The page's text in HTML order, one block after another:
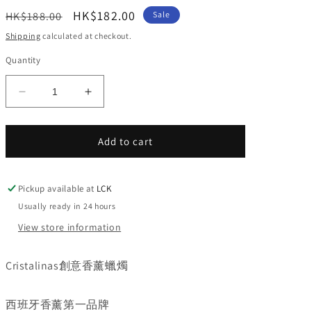
Regular
price
HK$188.00
Sale
price
HK$182.00 Sale
Shipping calculated at checkout.
Quantity
Decrease
quantity
for
薰
燭
Increase
quantity
for
香
薰
燭
Add to cart
Pickup available at LCK
Usually ready in 24 hours
View store information
Cristalinas創意香薰蠟燭
西班牙香薰第一品牌